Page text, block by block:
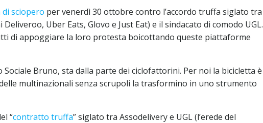
sciopero per venerdì 30 ottobre contro l’accordo truffa siglato tra
Uber Eats, Glovo e Just Eat) e il sindacato di comodo UGL.
di appoggiare la loro protesta boicottando queste piattaforme
Bruno, sta dalla parte dei ciclofattorini. Per noi la bicicletta è
multinazionali senza scrupoli la trasformino in uno strumento
“contratto truffa” siglato tra Assodelivery e UGL (l’erede del